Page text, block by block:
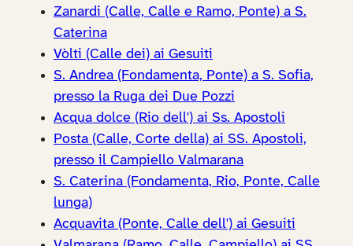
Zanardi (Calle, Calle e Ramo, Ponte) a S.
Caterina
Vòlti (Calle dei) ai Gesuiti
S. Andrea (Fondamenta, Ponte) a S. Sofia,
presso la Ruga dei Due Pozzi
Acqua dolce (Rio dell') ai Ss. Apostoli
Posta (Calle, Corte della) ai SS. Apostoli,
presso il Campiello Valmarana
S. Caterina (Fondamenta, Rio, Ponte, Calle
lunga)
Acquavita (Ponte, Calle dell') ai Gesuiti